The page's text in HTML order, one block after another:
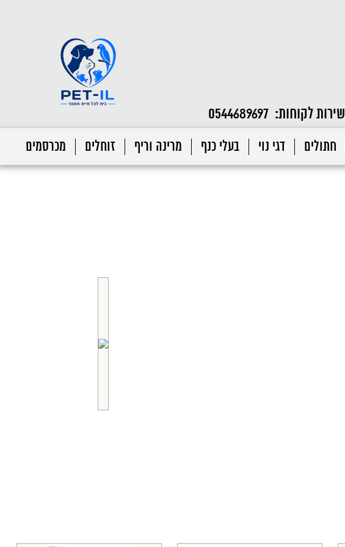
שירות לקוחות: 0544689697
חתולים דגי נוי בעלי כנף מרינה וריף זוחלים מכרסמים